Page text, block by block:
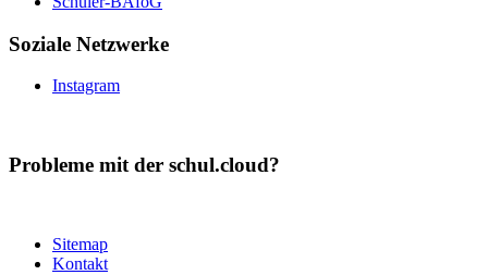
Soziale Netzwerke
Instagram
Probleme mit der schul.cloud?
Sitemap
Kontakt